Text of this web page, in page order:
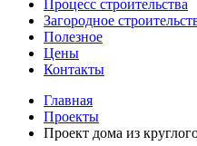
Процесс строительства
Загородное
Полезное
Цены
Контакты
Главная
Проекты
Проект дома из